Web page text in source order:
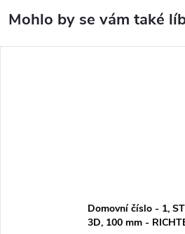
Domovní číslo - 1,
3D, 100 mm -